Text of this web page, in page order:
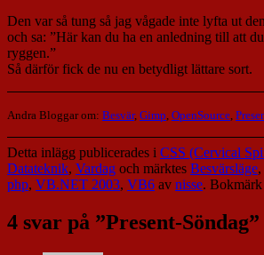
Den var så tung så jag vågade inte lyfta ut
och sa: ”Här kan du ha en anledning till att
ryggen.”
Så därför fick de nu en betydligt lättare sort.
Andra Bloggar om: Besvär, Gimp, OpenSource,
Detta inlägg publicerades i CSS (Cervical
Datateknik, Vardag och märktes Besvärsläge,
php, VB.NET 2003, VB6 av nisse. Bokmärk
4 svar på ”Present-Söndag”